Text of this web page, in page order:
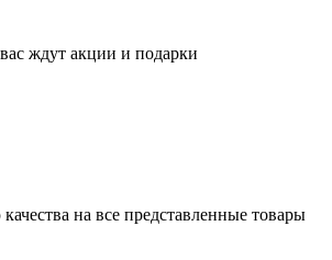
ждут акции и подарки
на все представленные товары